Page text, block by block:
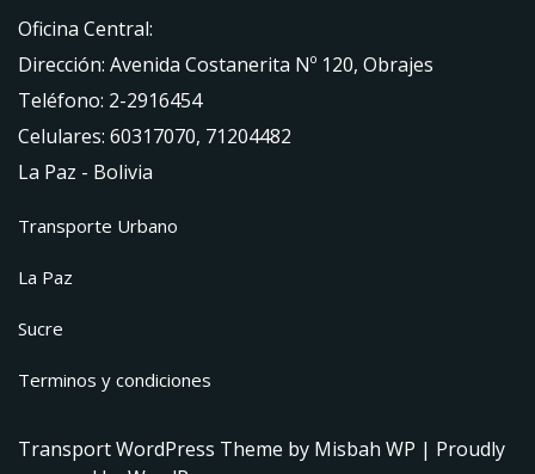
Oficina Central:
Dirección: Avenida Costanerita Nº 120, Obrajes
Teléfono: 2-2916454
Celulares: 60317070, 71204482
La Paz - Bolivia
Transporte Urbano
La Paz
Sucre
Terminos y condiciones
Transport WordPress Theme by Misbah WP | Proudly